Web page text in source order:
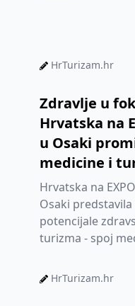
HrTurizam.hr
Zdravlje u
Hrvatska na
u Osaki
medicine i
Hrvatska na
Osaki predstavila
potencijale
turizma - spoj
okruženja
HrTurizam.hr